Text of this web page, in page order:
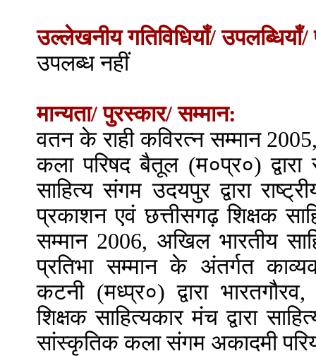
उल्लेखनीय गतिविधियाँ/ उपलब्धियाँ/
उपलब्ध नहीं
मान्यता/ पुरस्कार/ सम्मान:
वतन के राही कविरत्न सम्मान
कला परिषद बैतूल (म०प्र०) द्वारा
साहित्य संगम उदयपुर द्वारा
प्रकाशन एवं छत्तीसगढ़ शिक्षक
सम्मान 2006, अखिल भारतीय
प्रतिभा सम्मान के अंतर्गत
कटनी (मध्प्र०) द्वारा
शिक्षक साहित्यकार मंच द्वारा
सांस्कृतिक कला संगम अकादमी